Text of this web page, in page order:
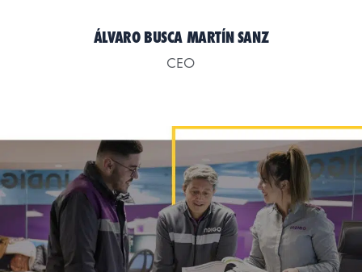
ÁLVARO BUSCA MARTÍN SANZ
CEO